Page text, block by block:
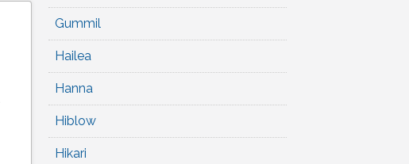
Gummil
Hailea
Hanna
Hiblow
Hikari